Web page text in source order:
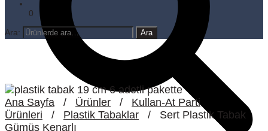
0
Ara:
Ana Sayfa / Ürünler / Kullan-At Parti
Ürünleri / Plastik Tabaklar / Sert Plastik Tabak
Gümüş Kenarlı